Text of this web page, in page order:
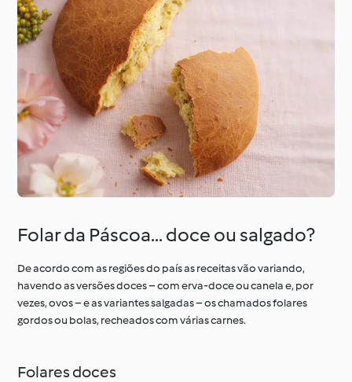
Folar da Páscoa... doce ou salgado?
De acordo com as regiões do país as receitas vão variando,
havendo as versões doces – com erva-doce ou canela e, por
vezes, ovos – e as variantes salgadas – os chamados folares
gordos ou bolas, recheados com várias carnes.
Folares doces